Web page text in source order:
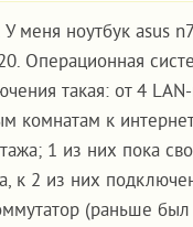
меня ноутбук asus
Операционная
такая: от 4
комнатам к
1 из них пока
к 2 из них
(раньше был